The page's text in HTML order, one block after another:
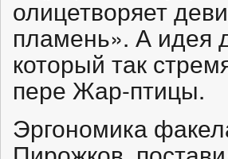
олицетворяет
пламень». А идея
который так
пере Жар-птицы.
Эргономика